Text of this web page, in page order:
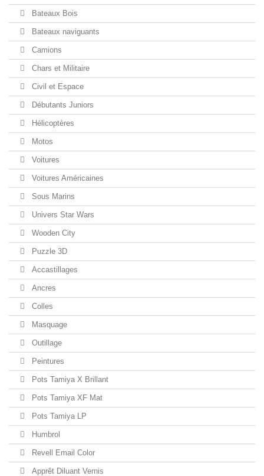
Bateaux Bois
Bateaux naviguants
Camions
Chars et Militaire
Civil et Espace
Débutants Juniors
Hélicoptères
Motos
Voitures
Voitures Américaines
Sous Marins
Univers Star Wars
Wooden City
Puzzle 3D
Accastillages
Ancres
Colles
Masquage
Outillage
Peintures
Pots Tamiya X Brillant
Pots Tamiya XF Mat
Pots Tamiya LP
Humbrol
Revell Email Color
Apprêt Diluant Vernis